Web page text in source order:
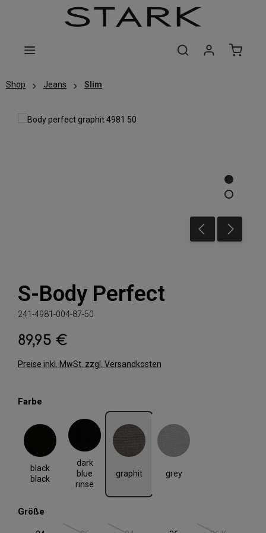
Zum Hauptinhalt springen
Shop Jeans Slim
S-Body Perfect
241-4981-004-87-50
Regulärer Preis:
89,95 €
Preise inkl. MwSt. zzgl. Versandkosten
Farbe
black
black
black black
dark
blue
rinse
dark blue rinse
graphit
graphit
grey
grey
Größe